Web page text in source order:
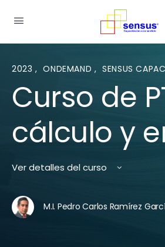
2023, ONDEMAND , SENSUS
Curso de
cálculo y
Ver detalles del curso
M.I. Pedro Carlos Ramírez